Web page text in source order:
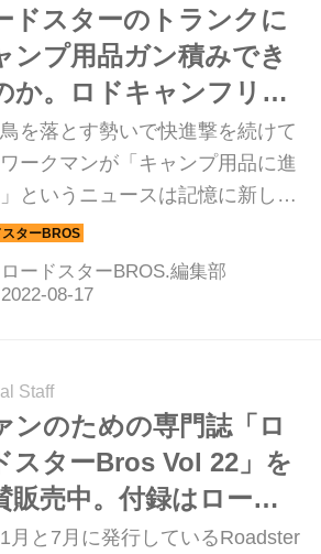
由だ。 そんなレイズが展開する
ンド「グラムライツ（gram
）」は、鋳造製法の限界を攻
スポーツブランドである。本気で
ツを楽しむユーザーに向け、最
ホイール理論を採用した製品を
アップしている。その中でも、
介するのが「57D Ma...
ドスターのトランクに
ンプ用品ガン積みでき
か。ロドキャンフリー
急増の予感がする？
を落とす勢いで快進撃を続けて
ークマンが「キャンプ用品に進
というニュースは記憶に新し
や男性のみならず女性にも支持
ようになったワークマンが開発
ャンプ用品は、どれほどのクオ
のトランクに積め込んでキャン
きました。
ロードスターBROS.編集部
Staff
ンのための専門誌「ロ
スターBros Vol 22」を
販売中。付録はロード
ー専用？サンシェー
月と7月に発行しているRoadster